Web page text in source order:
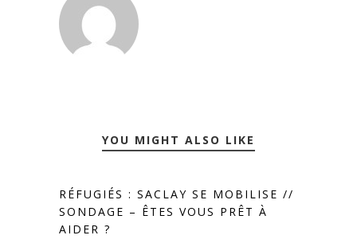
YOU MIGHT ALSO LIKE
RÉFUGIÉS : SACLAY SE MOBILISE //
SONDAGE – ÊTES VOUS PRÊT À
AIDER ?